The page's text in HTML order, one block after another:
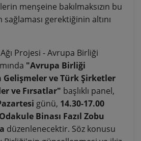
menşeine bakılmaksızın bu
gerektiğinin altını
Projesi - Avrupa Birliği
"Avrupa Birliği
Gelişmeler ve Türk Şirketler
ve Fırsatlar" başlıklı panel,
günü, 14.30-17.00
Odakule Binası Fazıl Zobu
düzenlenecektir. Söz konusu